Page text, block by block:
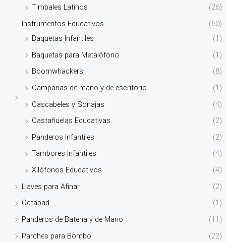
Timbales Latinos
(26)
Instrumentos Educativos
(50)
Baquetas Infantiles
(1)
Baquetas para Metalófono
(1)
Boomwhackers
(8)
Campanas de mano y de escritorio
(1)
Cascabeles y Sonajas
(4)
Castañuelas Educativas
(2)
Panderos Infantiles
(2)
Tambores Infantiles
(4)
Xilófonos Educativos
(4)
Llaves para Afinar
(2)
Octapad
(1)
Panderos de Batería y de Mano
(11)
Parches para Bombo
(22)